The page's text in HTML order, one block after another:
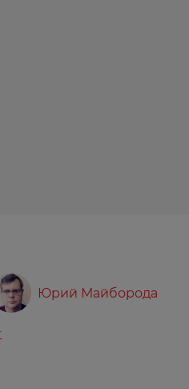
Юрий Майборода